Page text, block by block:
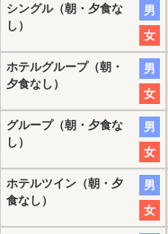
シングル（朝・夕食な
し）
男
女
ホテルグループ（朝・
夕食なし）
男
女
グループ（朝・夕食な
し）
男
女
ホテルツイン（朝・夕
食なし）
男
女